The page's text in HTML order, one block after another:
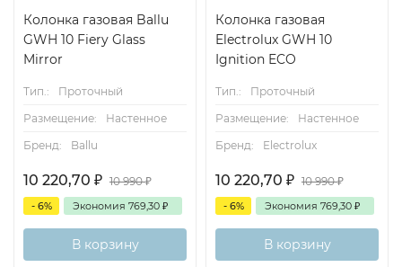
Колонка газовая Ballu
GWH 10 Fiery Glass
Mirror
Тип.:
Проточный
Размещение:
Настенное
Бренд:
Ballu
10 220,70 ₽ 10 990₽
- 6% Экономия 769,30 ₽
В корзину
Колонка газовая
Electrolux GWH 10
Ignition ECO
Тип.:
Проточный
Размещение:
Настенное
Бренд:
Electrolux
10 220,70 ₽ 10 990₽
- 6% Экономия 769,30 ₽
В корзину